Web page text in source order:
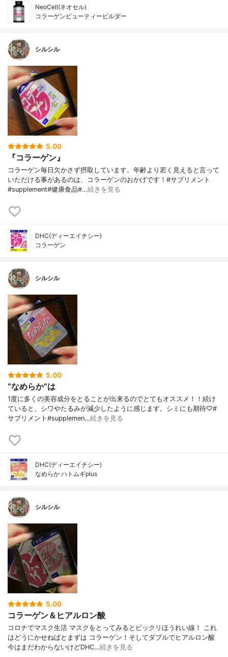
NeoCell(ネオセル)
コラーゲンビューティービルダー
シルシル
5.00
『コラーゲン』
コラーゲン毎日欠かさず摂取しています。年齢より若く見えると言って
いただける事があるのは、コラーゲンのおかげです！#サプリメント
#supplement#健康食品#…続きを見る
DHC(ディーエイチシー)
コラーゲン
シルシル
5.00
“なめらか”は
1度に多くの美容成分をとることが出来るのでとてもオススメ！！続け
ていると、シワやたるみが減少したように感じます。シミにも期待♡#
サプリメント#supplemen…続きを見る
DHC(ディーエイチシー)
なめらか ハトムギplus
シルシル
5.00
コラーゲン＆ヒアルロン酸
コロナでマスク生活 マスクをとってみるとビックリほうれい線！ これ
はどうにかせねばとまずは コラーゲン！そしてダブルでヒアルロン酸
今はまだわからないけどDHC…続きを見る